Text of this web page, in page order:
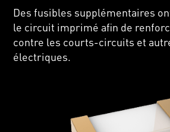
Des fusibles supplémentaires
le circuit imprimé afin de
contre les courts-circuits et
électriques.